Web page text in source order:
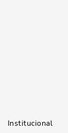
Institucional